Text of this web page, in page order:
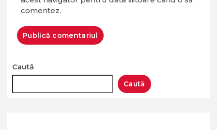
comentez.
Caută
Caută